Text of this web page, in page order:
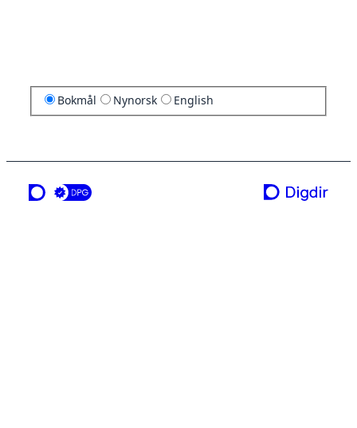
Bokmål Nynorsk English